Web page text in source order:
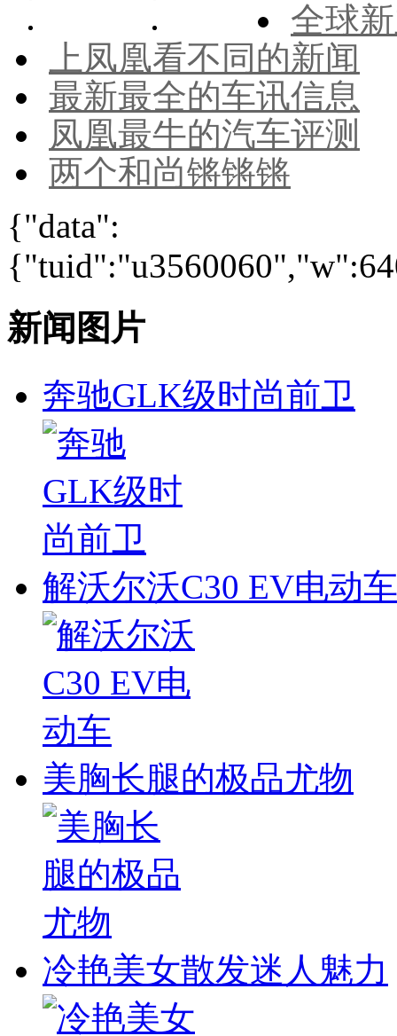
全球
上凤凰看不同的新闻
最新最全的车讯信息
凤凰最牛的汽车评测
两个和尚锵锵锵
{"data":
新闻图片
奔驰GLK级时尚前卫
解沃尔沃C30 EV电动车
美胸长腿的极品尤物
冷艳美女散发迷人魅力